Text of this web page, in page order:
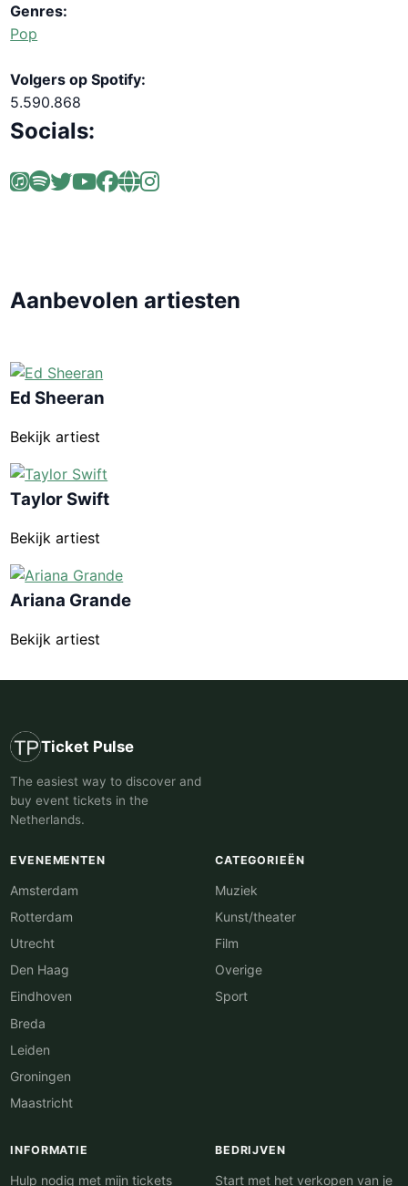
Genres:
Pop
Volgers op Spotify:
5.590.868
Socials:
Aanbevolen artiesten
Ed Sheeran
Bekijk artiest
Taylor Swift
Bekijk artiest
Ariana Grande
Bekijk artiest
Ticket Pulse
The easiest way to discover and
buy event tickets in the
Netherlands.
EVENEMENTEN
Amsterdam
Rotterdam
Utrecht
Den Haag
Eindhoven
Breda
Leiden
Groningen
Maastricht
CATEGORIEËN
Muziek
Kunst/theater
Film
Overige
Sport
INFORMATIE
Hulp nodig met mijn tickets
BEDRIJVEN
Start met het verkopen van je